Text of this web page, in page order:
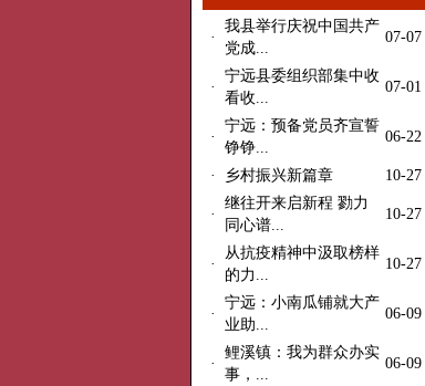
·
我县举行庆祝中国共产
党成...
07-07
·
宁远县委组织部集中收
看收...
07-01
·
宁远：预备党员齐宣誓
铮铮...
06-22
· 乡村振兴新篇章 10-27
·
继往开来启新程 勠力
同心谱...
10-27
·
从抗疫精神中汲取榜样
的力...
10-27
·
宁远：小南瓜铺就大产
业助...
06-09
·
鲤溪镇：我为群众办实
事，...
06-09